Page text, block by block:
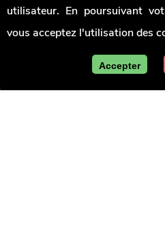
Union
des
villes
et
communes
Wallonie
utilisateur. En poursuivant
vous acceptez l'utilisation des
Accepter